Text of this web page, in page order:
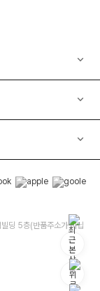
딩 5층(반품주소가 아닙